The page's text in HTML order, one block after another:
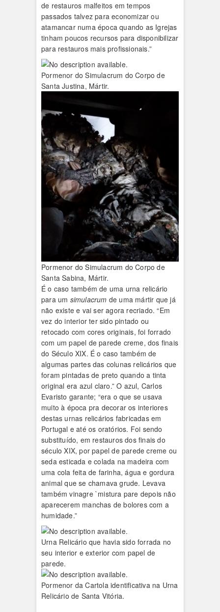
de restauros malfeitos em tempos
passados talvez para economizar ou
atamancar numa época quando as Igrejas
tinham poucos recursos para disponibilizar
para restauros mais profissionais.”
Pormenor do Simulacrum do Corpo de
Santa Justina, Mártir.
Pormenor do Simulacrum do Corpo de
Santa Sabina, Mártir.
É o caso também de uma urna relicário
para um simulacrum de uma mártir que já
não existe e vai ser agora recriado. “Em
vez do interior ter sido pintado ou
retocado com cores originais, foi forrado
com um papel de parede creme, dos finais
do Século XIX. É o caso também de
algumas partes das colunas relicários que
foram pintadas de preto quando a tinta
original era azul claro.” O azul, Carlos
Evaristo garante; “era o que se usava
muito à época pra decorar os interiores
destas urnas relicários fabricadas em
Portugal e até os oratórios. Foi sendo
substituído, em restauros dos finais do
século XIX, por papel de parede creme ou
seda esticada e colada na madeira com
uma cola feita de farinha, água e gordura
animal que se chamava grude. Levava
também vinagre `mistura pare depois não
aparecerem manchas de bolores com a
humidade.”
Urna Relicário que havia sido forrada no
seu interior e exterior com papel de
parede.
Pormenor da Cartola identificativa na Urna
Relicário de Santa Vitória.